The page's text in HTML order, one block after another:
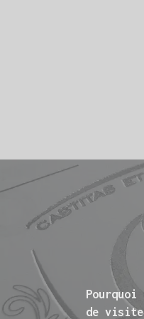
Pourquoi
de